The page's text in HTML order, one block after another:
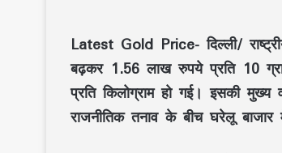
Latest Gold Price- दिल्ली/
बढ़कर 1.56 लाख रुपये प्रति 10
प्रति किलोग्राम हो गई। इसकी
राजनीतिक तनाव के बीच घरेलू